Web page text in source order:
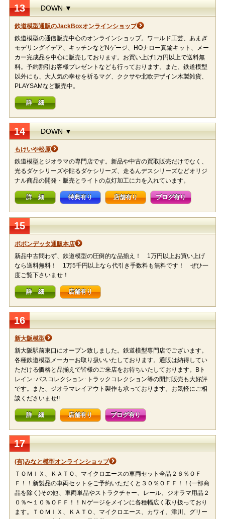
13 DOWN ▼
鉄道模型通販のJackBoxオンラインショップ
鉄道模型の通信販売中心のオンラインショップ。ワールド工芸、あまぎ
モデリングイデア、キッチンなどNゲージ、HOナロー真鍮キット、メー
カー完成品を中心に販売しております。お買い上げ1万円以上で送料無
料。予約割引お客様プレゼントなども行っております。また、鉄道模型
以外にも、大人気の幸せを祈るマグ、ククサや北欧デザイン木製雑貨、
PLAYSAMなど販売中。
詳 細
14 DOWN ▼
もけいや松原
鉄道模型とジオラマの専門店です。新品や中古の買取販売だけでなく、
光るダケシリーズや貼るダケシリーズ、走るんデスシリーズなどオリジ
ナル商品の開発・販売とライトの点灯加工に力を入れています。
詳 細 特典有り 店舗有り ブログ有り
15
ポポンデッタ通販本店
新品中古問わず、鉄道模型の圧倒的な品揃え！ 1万円以上お買い上げ
なら送料無料！ 1万5千円以上なら代引き手数料も無料です！ ぜひ一
度ご覧下さいませ！
詳 細 店舗有り
16
新大阪模型
新大阪駅前東口にオープン致しました。鉄道模型専門店でございます。
各種鉄道模型メーカーお取り扱いいたしております。通販は納得してい
ただける価格と品揃えで皆様のご来店をお待ちいたしております。Bト
レイン･バスコレクション･トラックコレクション等の開封販売も大好評
です。また、ジオラマレイアウト製作も承っております。お気軽にご相
談くださいませ!!
詳 細 店舗有り ブログ有り
17
(有)みなと模型オンラインショップ
ＴＯＭＩＸ、ＫＡＴＯ、マイクロエースの車両セット全品２６％ＯＦ
Ｆ！！新製品の車両セットをご予約いただくと３０％ＯＦＦ！！(一部商
品を除く)その他、車両単品やストラクチャー、レール、ジオラマ用品２
０％〜１０％ＯＦＦ！！Ｎゲージをメインに各種幅広く取り扱っており
ます。ＴＯＭＩＸ、ＫＡＴＯ、マイクロエース、カワイ、津川、グリー